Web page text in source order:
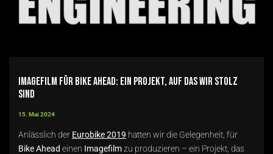
Imagefilm für Bike Ahead: Ein Projekt, auf das wir stolz
sind
15. Mai 2024
Anlässlich der Eurobike 2019 hatten wir die Gelegenheit, für
Bike Ahead einen Imagefilmzu produzieren – ein Projekt, das